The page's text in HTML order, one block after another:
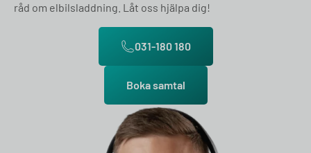
råd om elbilsladdning. Låt oss hjälpa dig!
031-180 180
Boka samtal